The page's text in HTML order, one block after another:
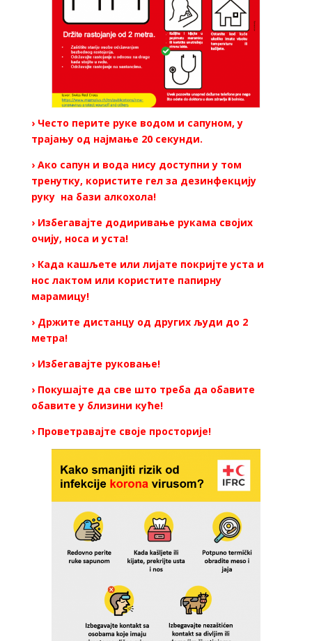
› Често перите руке водом и сапуном, у
трајању од најмање 20 секунди.
› Ако сапун и вода нису доступни у том
тренутку, користите гел за дезинфекцију
руку на бази алкохола!
› Избегавајте додиривање рукама својих
очију, носа и уста!
› Када кашљете или лијате покријте уста и
нос лактом или користите папирну
марамицу!
› Држите дистанцу од других људи до 2
метра!
› Избегавајте руковање!
› Покушајте да све што треба да обавите
обавите у близини куће!
› Проветравајте своје просторије!